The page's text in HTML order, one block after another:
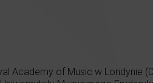
Academy of Music w Londynie